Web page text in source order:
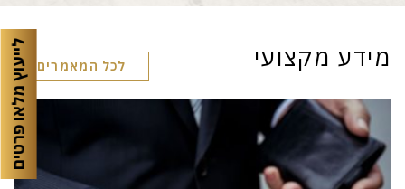
לייעוץ מלאו פרטים מידע מקצועי לכל המאמרים